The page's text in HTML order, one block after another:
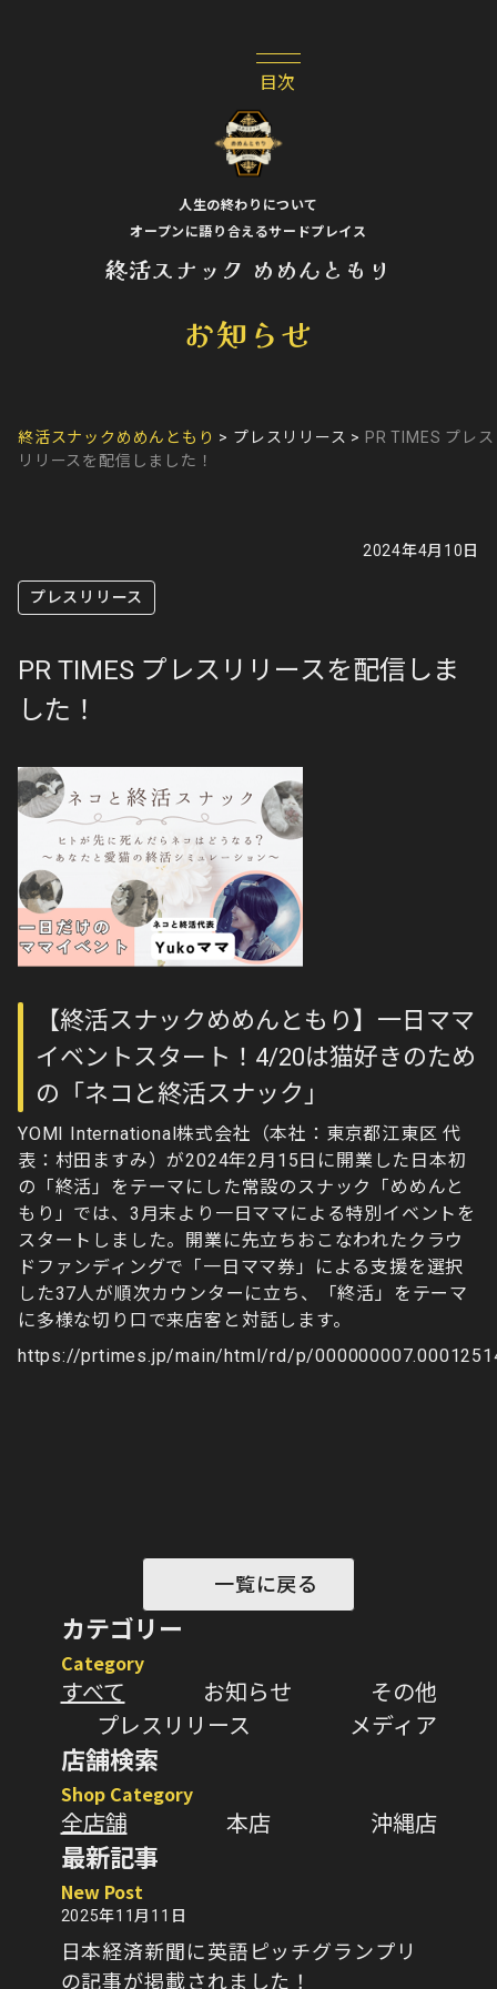
人生の終わりについて
オープンに語り合えるサードプレイス
終活スナック めめんともり
お知らせ
終活スナックめめんともり > プレスリリース > PR TIMES プレス
リリースを配信しました！
2024年4月10日
プレスリリース
PR TIMES プレスリリースを配信しま
した！
【終活スナックめめんともり】一日ママ
イベントスタート！4/20は猫好きのため
の「ネコと終活スナック」
YOMI International株式会社（本社：東京都江東区 代
表：村田ますみ）が2024年2月15日に開業した日本初
の「終活」をテーマにした常設のスナック「めめんと
もり」では、3月末より一日ママによる特別イベントを
スタートしました。開業に先立ちおこなわれたクラウ
ドファンディングで「一日ママ券」による支援を選択
した37人が順次カウンターに立ち、「終活」をテーマ
に多様な切り口で来店客と対話します。
https://prtimes.jp/main/html/rd/p/
一覧に戻る
カテゴリー
Category
すべて
お知らせ
その他
プレスリリース
メディア
店舗検索
Shop Category
全店舗
本店 沖縄店
最新記事
New Post
2025年11月11日
日本経済新聞に英語ピッチグランプリ
の記事が掲載されました！